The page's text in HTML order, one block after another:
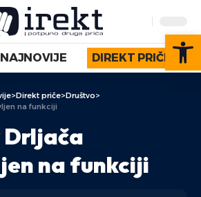
NAJNOVIJE DIREKT PRIČE
>Direkt priče>Društvo>
na funkciji
na funkciji